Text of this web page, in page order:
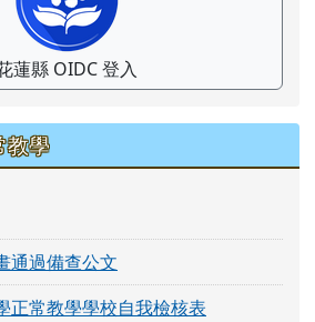
蓮縣 OIDC 登入
教學
通過備查公文
正常教學學校自我檢核表